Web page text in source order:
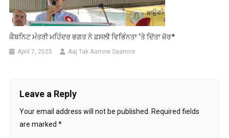
ਕੈਬਨਿਟ ਮੰਤਰੀ ਮਹਿੰਦਰ ਭਗਤ ਨੇ ਫ਼ਸਲੀ ਵਿਭਿੰਨਤਾ ‘ਤੇ ਦਿੱਤਾ ਜ਼ੋਰ*
April 7, 2025 Aaj Tak Aamne Saamne
Leave a Reply
Your email address will not be published.
Required fields
are marked *